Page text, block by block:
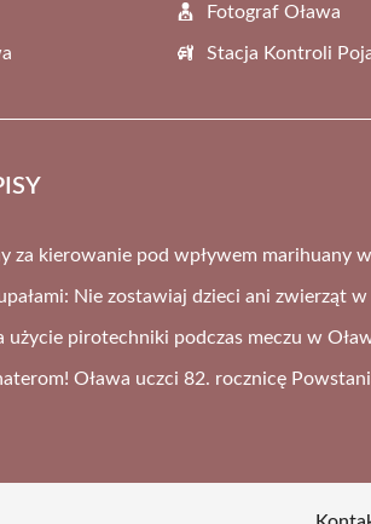
Fotograf Oława
Stacja Kontroli
za kierowanie pod wpływem marihuany
Nie zostawiaj dzieci ani zwierząt w
użycie pirotechniki podczas meczu w
Oława uczci 82. rocznicę